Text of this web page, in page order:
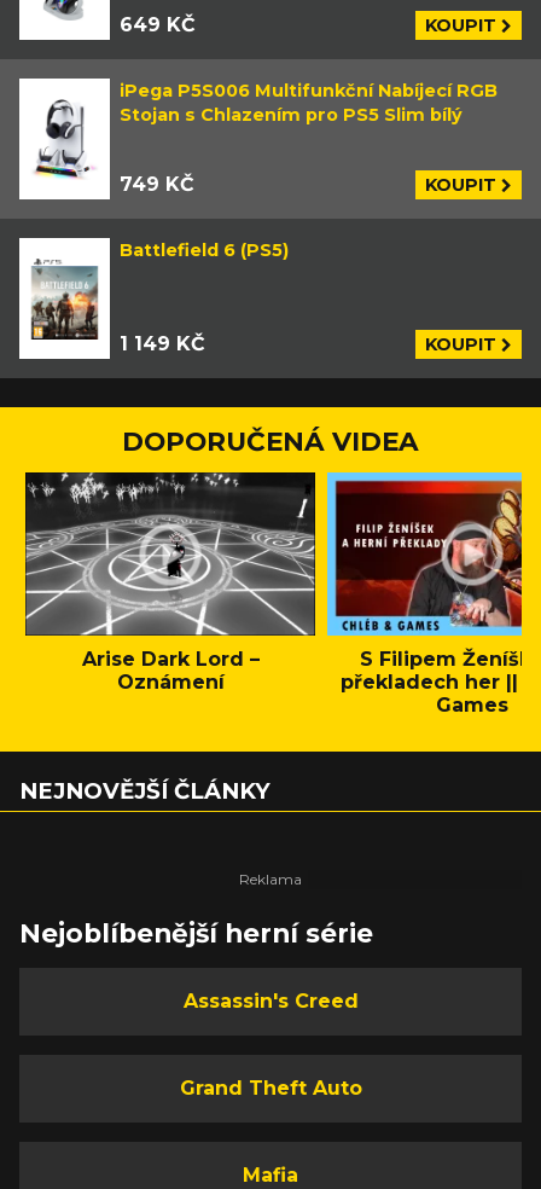
649 KČ KOUPIT
iPega P5S006 Multifunkční Nabíjecí RGB
Stojan s Chlazením pro PS5 Slim bílý
749 KČ KOUPIT
Battlefield 6 (PS5)
1 149 KČ KOUPIT
DOPORUČENÁ VIDEA
Arise Dark Lord –
Oznámení
S Filipem
překladech her ||
Games
NEJNOVĚJŠÍ ČLÁNKY
Nejoblíbenější herní série
Assassin's Creed
Grand Theft Auto
Mafia